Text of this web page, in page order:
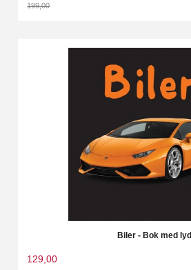
199,00
Biler - Bok med lyd
129,00